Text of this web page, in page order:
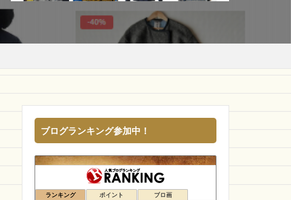
ブログランキング参加中！
ランキング ポイント ブロ画